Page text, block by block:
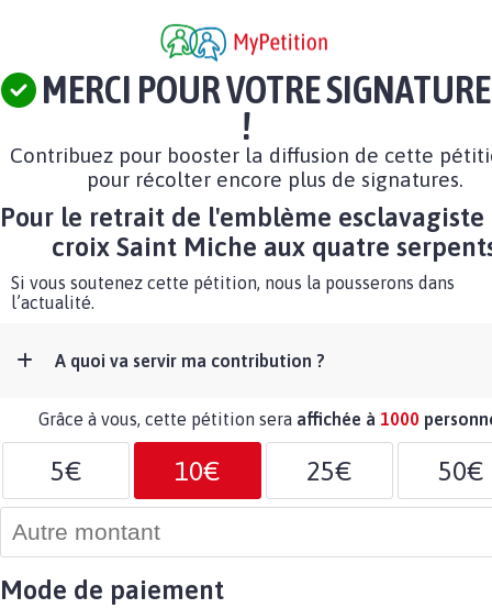
MERCI POUR VOTRE SIGNATURE
!
Contribuez pour booster la diffusion de cette
pour récolter encore plus de signatures.
Pour le retrait de l'emblème esclavagiste
croix Saint Miche aux quatre
Si vous soutenez cette pétition, nous la pousserons dans
l’actualité.
A quoi va servir ma contribution ?
Grâce à vous, cette pétition sera affichée à 1000
5€ 10€ 25€ 50€
Mode de paiement